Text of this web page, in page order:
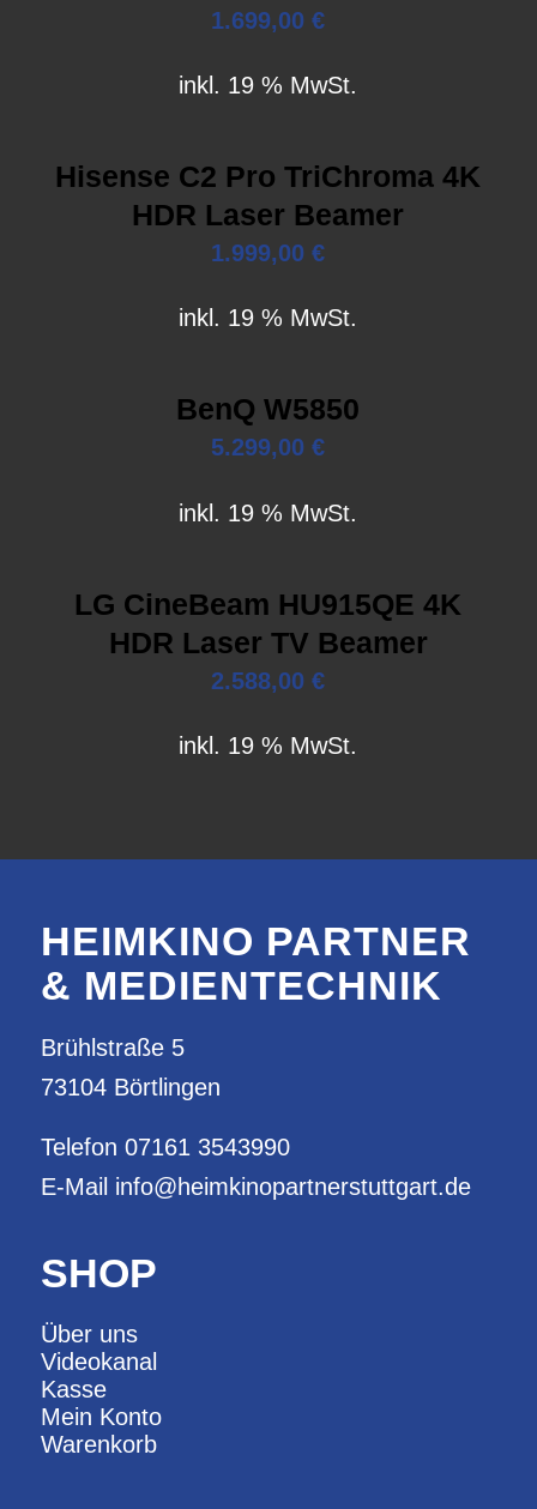
1.699,00€
inkl. 19 % MwSt.
Hisense C2 Pro TriChroma 4K
HDR Laser Beamer
1.999,00€
inkl. 19 % MwSt.
BenQ W5850
5.299,00€
inkl. 19 % MwSt.
LG CineBeam HU915QE 4K
HDR Laser TV Beamer
2.588,00€
inkl. 19 % MwSt.
HEIMKINO PARTNER
& MEDIENTECHNIK
Brühlstraße 5
73104 Börtlingen
Telefon 07161 3543990
E-Mail info@heimkinopartnerstuttgart.de
SHOP
Über uns
Videokanal
Kasse
Mein Konto
Warenkorb